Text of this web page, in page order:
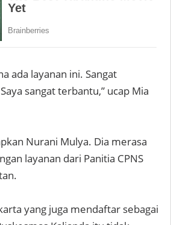
ada layanan ini. Sangat
sangat terbantu,” ucap Mia
Nurani Mulya. Dia merasa
layanan dari Panitia CPNS
yang juga mendaftar sebagai